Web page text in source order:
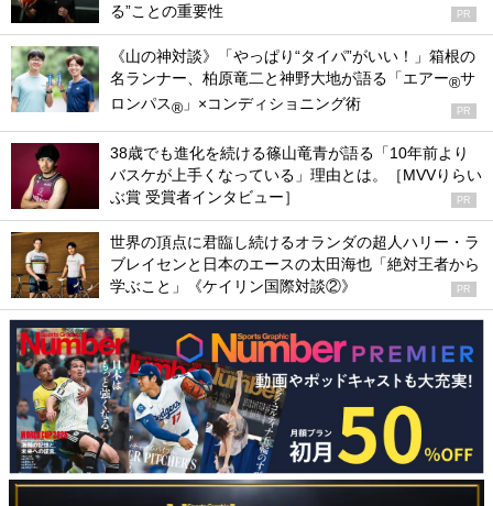
る”ことの重要性
PR
《山の神対談》「やっぱり“タイパ”がいい！」箱根の
名ランナー、柏原竜二と神野大地が語る「エアー®サ
ロンパス® 」×コンディショニング術 PR
38歳でも進化を続ける篠山竜青が語る「10年前より
バスケが上手くなっている」理由とは。［MVVりらい
ぶ賞 受賞者インタビュー］
PR
世界の頂点に君臨し続けるオランダの超人ハリー・ラ
ブレイセンと日本のエースの太田海也「絶対王者から
学ぶこと」《ケイリン国際対談②》
PR